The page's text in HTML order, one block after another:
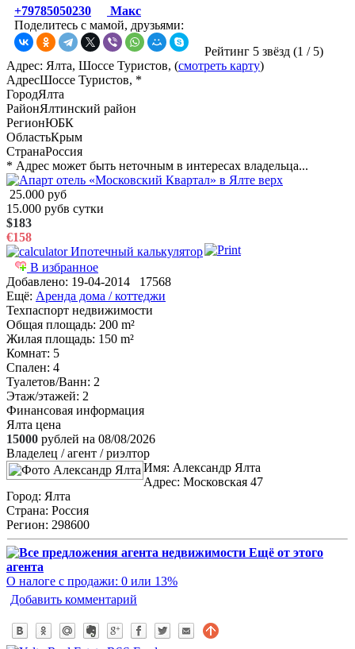
+79785050230
Макс
Поделитесь с мамой, друзьями:
Рейтинг 5 звёзд (1 / 5)
Адрес: Ялта, Шоссе Туристов, (смотреть карту)
АдресШоссе Туристов, *
ГородЯлта
РайонЯлтинский район
РегионЮБК
ОбластьКрым
СтранаРоссия
* Адрес может быть неточным в интересах владельца...
25.000 руб
15.000 рубв сутки
$183
€158
Ипотечный калькулятор
В избранное
Добавлено: 19-04-2014 17568
Ещё: Аренда дома / коттеджи
Техпаспорт недвижимости
Общая площадь: 200 m²
Жилая площадь: 150 m²
Комнат: 5
Спален: 4
Туалетов/Ванн: 2
Этаж/этажей: 2
Финансовая информация
Ялта цена
15000 рублей на 08/08/2026
Владелец / агент / риэлтор
Имя: Александр Ялта
Адрес: Московская 47
Город: Ялта
Страна: Россия
Регион: 298600
Ещё от этого
агента
О налоге с продажи: 0 или 13%
Добавить комментарий